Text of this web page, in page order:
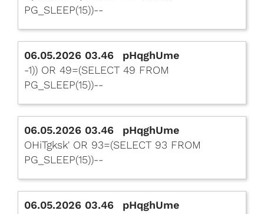
PG_SLEEP(15))--
06.05.2026 03.46
pHqghUme
-1)) OR 49=(SELECT 49 FROM
PG_SLEEP(15))--
06.05.2026 03.46
pHqghUme
OHiTgksk' OR 93=(SELECT 93 FROM
PG_SLEEP(15))--
06.05.2026 03.46
pHqghUme